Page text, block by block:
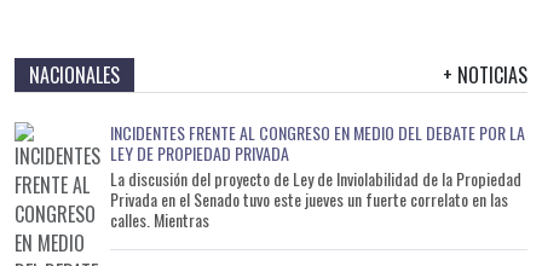
NACIONALES + NOTICIAS
INCIDENTES FRENTE AL CONGRESO EN MEDIO DEL DEBATE POR LA
LEY DE PROPIEDAD PRIVADA
La discusión del proyecto de Ley de Inviolabilidad de la Propiedad
Privada en el Senado tuvo este jueves un fuerte correlato en las
calles. Mientras